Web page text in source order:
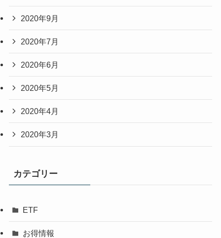
2020年9月
2020年7月
2020年6月
2020年5月
2020年4月
2020年3月
カテゴリー
ETF
お得情報